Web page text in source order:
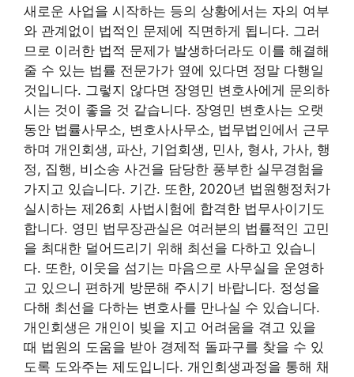
새로운 사업을 시작하는 등의 상황에서는 자의 여부
와 관계없이 법적인 문제에 직면하게 됩니다. 그러
므로 이러한 법적 문제가 발생하더라도 이를 해결해
줄 수 있는 법률 전문가가 옆에 있다면 정말 다행일
것입니다. 그렇지 않다면 장영민 변호사에게 문의하
시는 것이 좋을 것 같습니다. 장영민 변호사는 오랫
동안 법률사무소, 변호사사무소, 법무법인에서 근무
하며 개인회생, 파산, 기업회생, 민사, 형사, 가사, 행
정, ​​집행, 비소송 사건을 담당한 풍부한 실무경험을
가지고 있습니다. 기간. 또한, 2020년 법원행정처가
실시하는 제26회 사법시험에 합격한 법무사이기도
합니다. 영민 법무장관실은 여러분의 법률적인 고민
을 최대한 덜어드리기 위해 최선을 다하고 있습니
다. 또한, 이웃을 섬기는 마음으로 사무실을 운영하
고 있으니 편하게 방문해 주시기 바랍니다. 정성을
다해 최선을 다하는 변호사를 만나실 수 있습니다.
개인회생은 개인이 빚을 지고 어려움을 겪고 있을
때 법원의 도움을 받아 경제적 돌파구를 찾을 수 있
도록 도와주는 제도입니다. 개인회생과정을 통해 채